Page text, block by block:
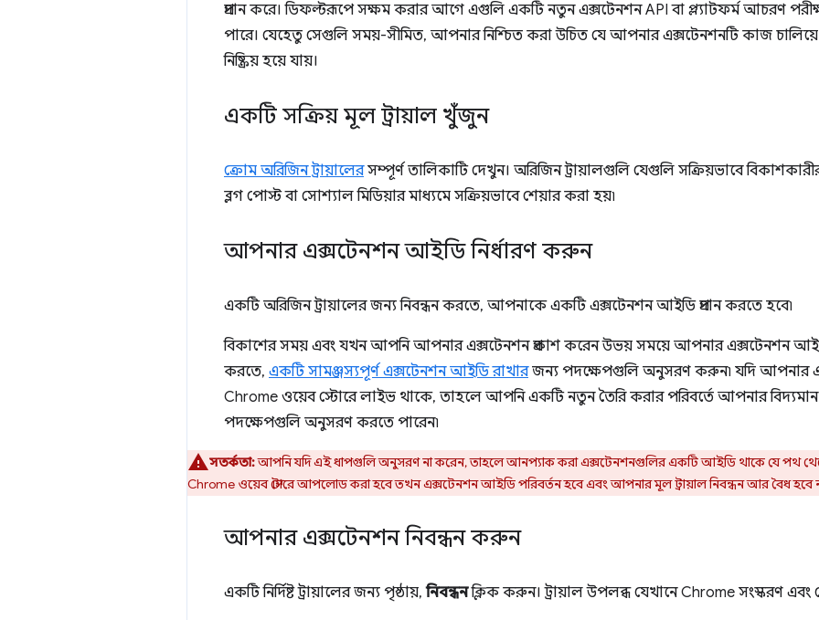
প্রদান করে। ডিফল্টরূপে সক্ষম করার আগে এগুলি একটি নতুন এক্সটেনশন API বা প্ল্যাটফর্ম আচরণ
পারে। যেহেতু সেগুলি সময়-সীমিত, আপনার নিশ্চিত করা উচিত যে আপনার এক্সটেনশনটি কাজ চালিয়ে
নিষ্ক্রিয় হয়ে যায়।
একটি সক্রিয় মূল ট্রায়াল খুঁজুন
ক্রোম অরিজিন ট্রায়ালেরসম্পূর্ণ তালিকাটি দেখুন। অরিজিন ট্রায়ালগুলি যেগুলি সক্রিয়ভাবে
ব্লগ পোস্ট বা সোশ্যাল মিডিয়ার মাধ্যমে সক্রিয়ভাবে শেয়ার করা হয়৷
আপনার এক্সটেনশন আইডি নির্ধারণ করুন
একটি অরিজিন ট্রায়ালের জন্য নিবন্ধন করতে, আপনাকে একটি এক্সটেনশন আইডি প্রদান করতে হবে৷
বিকাশের সময় এবং যখন আপনি আপনার এক্সটেনশন প্রকাশ করেন উভয় সময়ে আপনার এক্সটেনশন
করতে, একটি সামঞ্জস্যপূর্ণ এক্সটেনশন আইডি রাখারজন্য পদক্ষেপগুলি অনুসরণ করুন৷ যদি আপনার
Chrome ওয়েব স্টোরে লাইভ থাকে, তাহলে আপনি একটি নতুন তৈরি করার পরিবর্তে আপনার
পদক্ষেপগুলি অনুসরণ করতে পারেন৷
সতর্কতা:আপনি যদি এই ধাপগুলি অনুসরণ না করেন, তাহলে আনপ্যাক করা এক্সটেনশনগুলির একটি আইডি থাকে যে পথ
Chrome ওয়েব স্টোরে আপলোড করা হবে তখন এক্সটেনশন আইডি পরিবর্তন হবে এবং আপনার মূল ট্রায়াল নিবন্ধন আর বৈধ হবে
আপনার এক্সটেনশন নিবন্ধন করুন
একটি নির্দিষ্ট ট্রায়ালের জন্য পৃষ্ঠায়,নিবন্ধনক্লিক করুন। ট্রায়াল উপলব্ধ যেখানে Chrome সংস্করণ এবং